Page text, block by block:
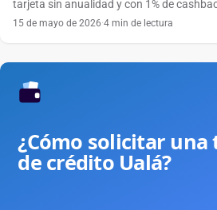
tarjeta sin anualidad y con 1% de
cobra anualidad, se maneja por completo
15 de mayo de 2026·4 min de lectura